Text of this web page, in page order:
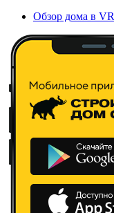
Обзор дома в VR